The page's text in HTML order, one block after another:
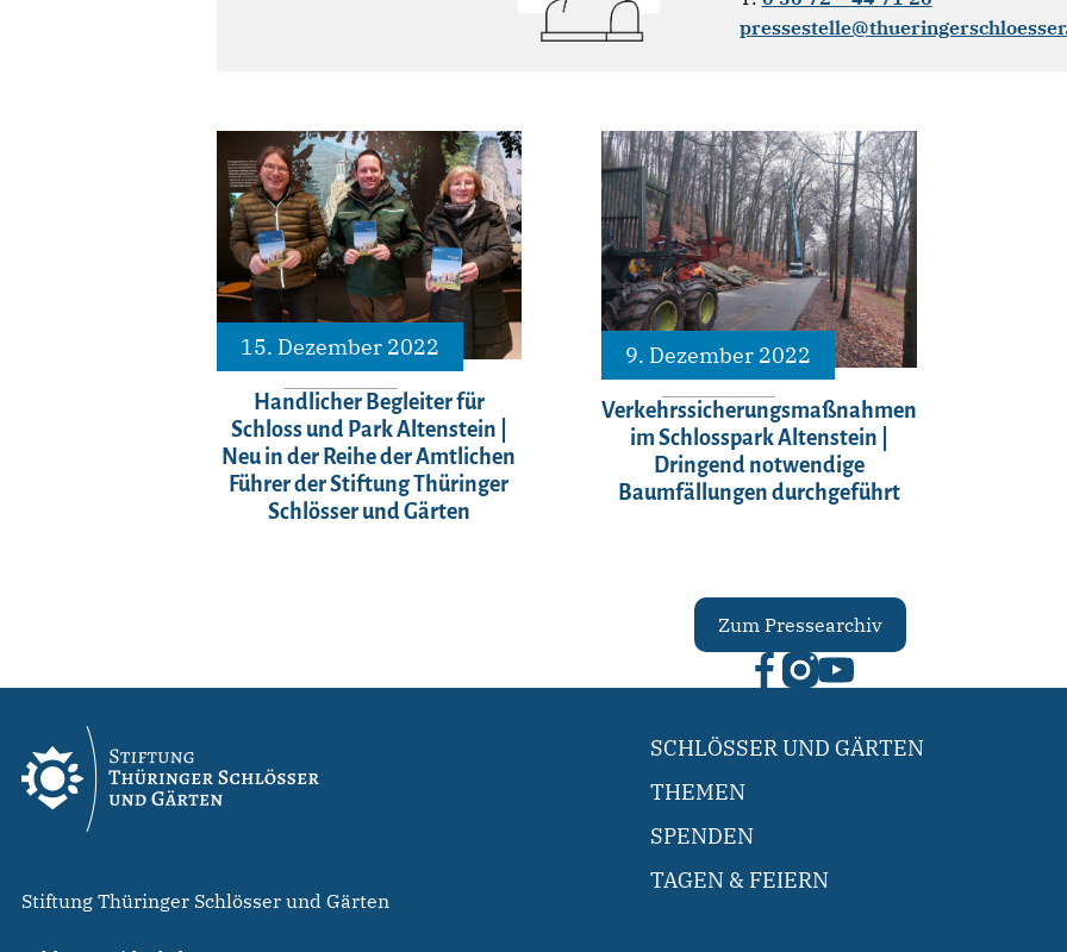
15. Dezember 2022
Handlicher Begleiter für
Schloss und Park Altenstein |
Neu in der Reihe der Amtlichen
Führer der Stiftung Thüringer
Schlösser und Gärten
9. Dezember 2022
Verkehrssicherungsmaßnahmen
im Schlosspark Altenstein |
Dringend notwendige
Baumfällungen durchgeführt
Zum Pressearchiv
Stiftung Thüringer Schlösser und Gärten
SCHLÖSSER UND GÄRTEN
THEMEN
SPENDEN
TAGEN & FEIERN